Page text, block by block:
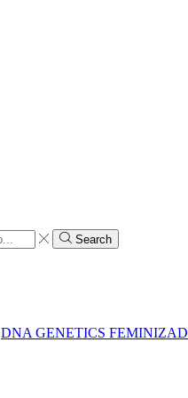
Search
DNA GENETICS